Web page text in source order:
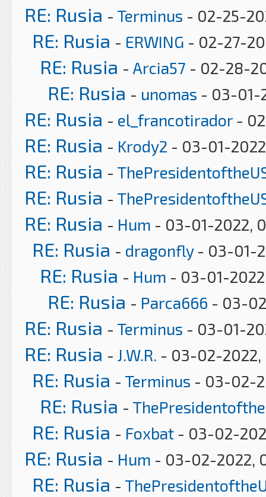
RE: Rusia - Terminus - 02-25-
RE: Rusia - ERWING - 02-27-
RE: Rusia - Arcia57 - 02-28-
RE: Rusia - unomas - 03-01-
RE: Rusia - el_francotirador-
RE: Rusia - Krody2 - 03-01-
RE: Rusia -
RE: Rusia -
RE: Rusia - Hum - 03-01-2022,
RE: Rusia - dragonfly- 03-01-
RE: Rusia - Hum - 03-01-
RE: Rusia - Parca666 - 03-
RE: Rusia - Terminus - 03-01-
RE: Rusia - J.W.R. - 03-02-2022,
RE: Rusia - Terminus - 03-02-
RE: Rusia -
RE: Rusia - Foxbat - 03-02-
RE: Rusia - Hum - 03-02-2022,
RE: Rusia -